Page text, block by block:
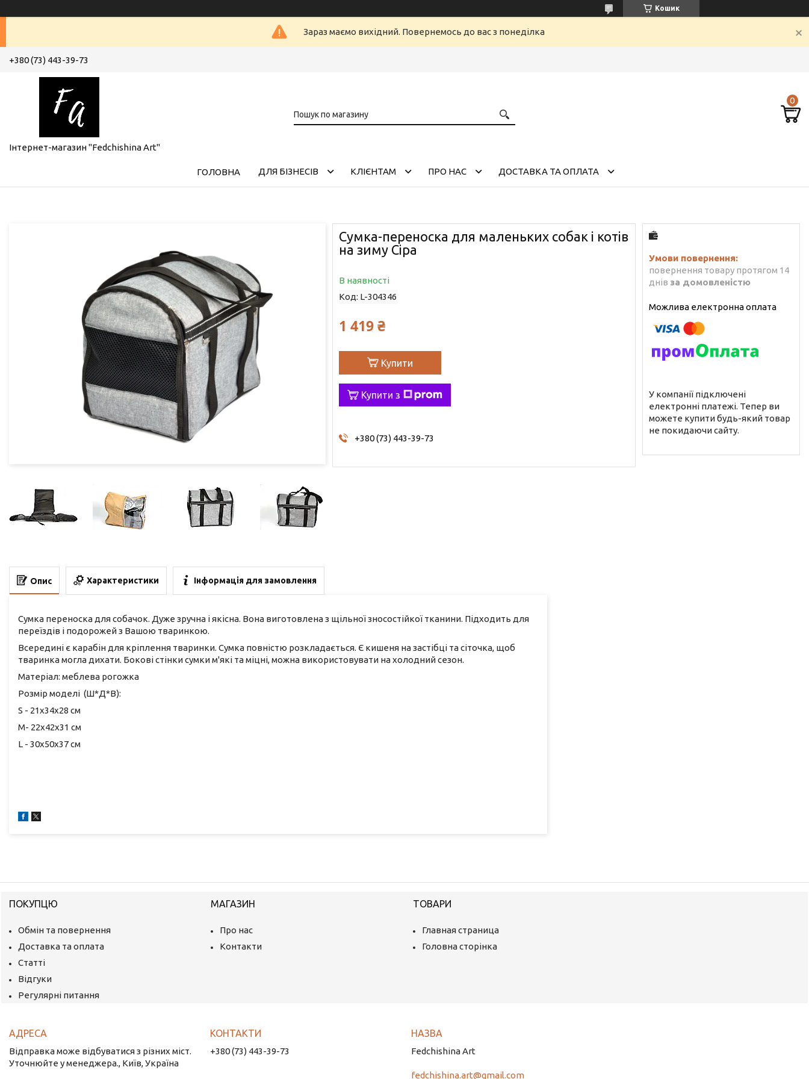
Кошик
Зараз маємо вихідний. Повернемось до вас з понеділка
+380 (73) 443-39-73
Інтернет-магазин "Fedchishina Art"
ГОЛОВНА ДЛЯ БІЗНЕСІВ КЛІЄНТАМ ПРО НАС ДОСТАВКА ТА ОПЛАТА
Сумка-переноска для маленьких собак і котів
на зиму Сіра
В наявності
Код: L-304346
1 419 ₴
Купити
Купити з
+380 (73) 443-39-73
повернення товару протягом 14
днів за домовленістю
У компанії підключені
електронні платежі. Тепер ви
можете купити будь-який товар
не покидаючи сайту.
Опис Характеристики Інформація для замовлення
Сумка переноска для собачок. Дуже зручна і якісна. Вона виготовлена з щільної зносостійкої тканини. Підходить для
переїздів і подорожей з Вашою тваринкою.
Всередині є карабін для кріплення тваринки. Сумка повністю розкладається. Є кишеня на застібці та сіточка, щоб
тваринка могла дихати. Бокові стінки сумки м'які та міцні, можна використовувати на холодний сезон.
Матеріал: меблева рогожка
Розмір моделі (Ш*Д*В):
S - 21х34х28 см
M- 22х42х31 см
L - 30х50х37 см
ПОКУПЦЮ
Обмін та повернення
Доставка та оплата
Статті
Відгуки
Регулярні питання
МАГАЗИН
Про нас
Контакти
ТОВАРИ
Главная страница
Головна сторінка
Відправка може відбуватися з різних міст.
Уточнюйте у менеджера., Київ, Україна
+380 (73) 443-39-73 Fedchishina Art
fedchishina.art@gmail.com